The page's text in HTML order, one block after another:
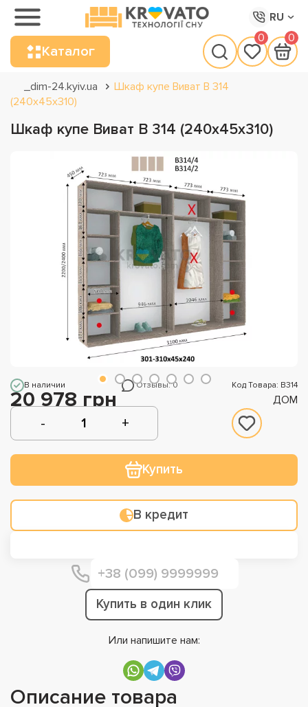
RU
Каталог
0 0
_dim-24.kyiv.ua
Шкаф купе Виват В 314
(240х45х310)
Шкаф купе Виват В 314 (240х45х310)
В наличии Отзывы: 0 Код Товара: В314
20 978 грн ДОМ
Купить
В кредит
Купить в один клик
Или напишите нам:
Описание товара